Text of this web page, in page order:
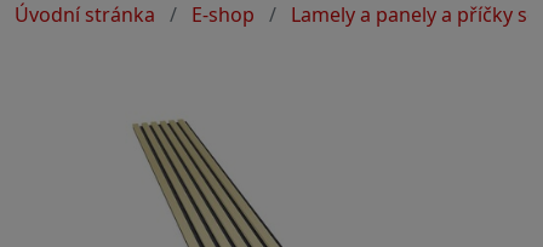
Úvodní stránka E-shop Lamely a panely a příčky